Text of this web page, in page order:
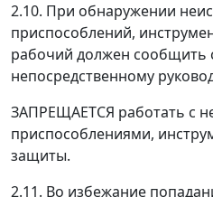
2.10. При обнаружении
приспособлений,
рабочий должен сообщить
непосредственному
ЗАПРЕЩАЕТСЯ работать с
приспособлениями,
защиты.
2.11. Во избежание